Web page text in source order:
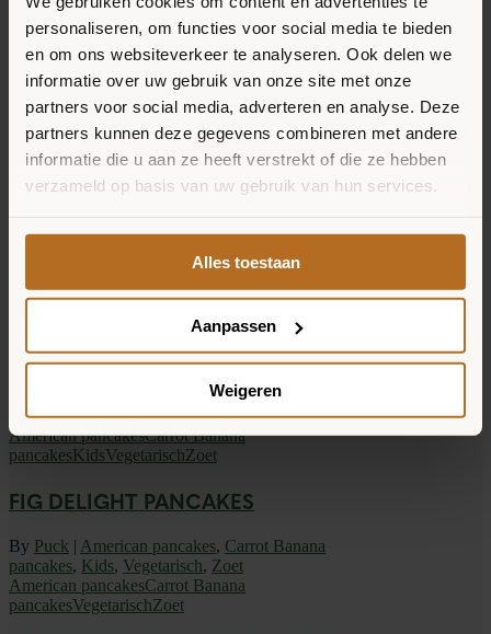
personaliseren, om functies voor social media te bieden
en om ons websiteverkeer te analyseren. Ook delen we
informatie over uw gebruik van onze site met onze
partners voor social media, adverteren en analyse. Deze
partners kunnen deze gegevens combineren met andere
informatie die u aan ze heeft verstrekt of die ze hebben
verzameld op basis van uw gebruik van hun services.
Alles toestaan
Aanpassen
Weigeren
HARTIGE HALLOUMI HONEY
PANCAKES
By Puck |American pancakes,Carrot Banana
pancakes,Hartig
American pancakes Carrot Banana pancakesZoet
ANANAS KOKOS PANCAKES
American pancakes
pancakesHartigVlees
BOOZY BREAKY PANCAKES
American pancakes,Carrot Banana
pancakes,Hartig,Vlees
American pancakesCarrot Banana
pancakesKidsVegetarischZoet
FIG DELIGHT PANCAKES
By Puck | American pancakes, Carrot Banana
pancakes, Kids, Vegetarisch, Zoet
American pancakesCarrot Banana
pancakesVegetarischZoet